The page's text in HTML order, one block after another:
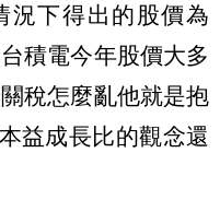
況下得出的股價為
積電今年股價大多
稅怎麼亂他就是抱
益成長比的觀念還